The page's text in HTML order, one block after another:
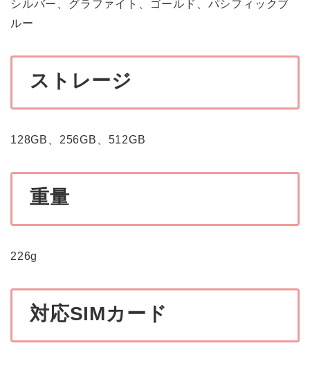
シルバー、グラファイト、ゴールド、パシフィックブ
ルー
ストレージ
128GB、256GB、512GB
重量
226g
対応SIMカード